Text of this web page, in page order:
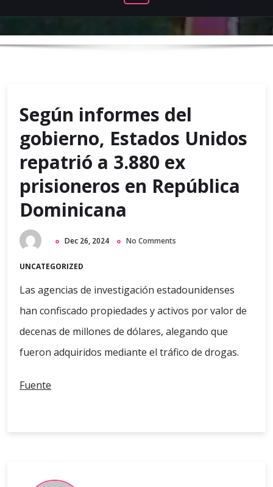
Según informes del
gobierno, Estados Unidos
repatrió a 3.880 ex
prisioneros en República
Dominicana
Dec 26, 2024 No Comments
UNCATEGORIZED
Las agencias de investigación estadounidenses
han confiscado propiedades y activos por valor de
decenas de millones de dólares, alegando que
fueron adquiridos mediante el tráfico de drogas.
Fuente